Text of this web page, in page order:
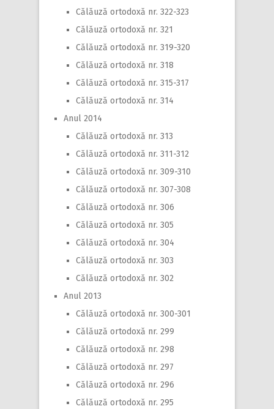
Călăuză ortodoxă nr. 322-323
Călăuză ortodoxă nr. 321
Călăuză ortodoxă nr. 319-320
Călăuză ortodoxă nr. 318
Călăuză ortodoxă nr. 315-317
Călăuză ortodoxă nr. 314
Anul 2014
Călăuză ortodoxă nr. 313
Călăuză ortodoxă nr. 311-312
Călăuză ortodoxă nr. 309-310
Călăuză ortodoxă nr. 307-308
Călăuză ortodoxă nr. 306
Călăuză ortodoxă nr. 305
Călăuză ortodoxă nr. 304
Călăuză ortodoxă nr. 303
Călăuză ortodoxă nr. 302
Anul 2013
Călăuză ortodoxă nr. 300-301
Călăuză ortodoxă nr. 299
Călăuză ortodoxă nr. 298
Călăuză ortodoxă nr. 297
Călăuză ortodoxă nr. 296
Călăuză ortodoxă nr. 295